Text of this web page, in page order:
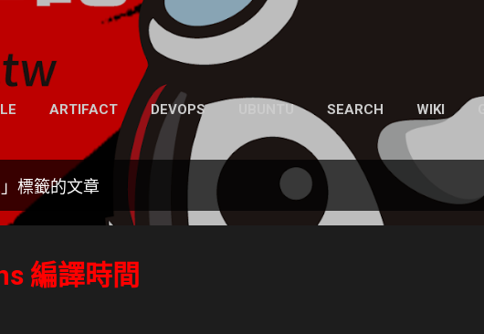
網頁
ARTIFACT DEVOPS UBUNTU SEARCH WIKI
」標籤的文章
編譯時間